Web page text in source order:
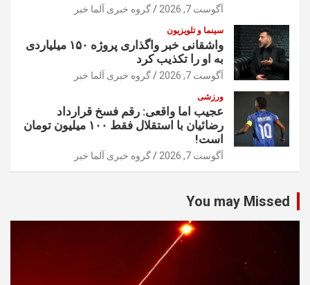
آگوست 7, 2026 گروه خبری آلما خبر
سینما و تلویزیون
واشقانی خبر واگذاری پروژه ۱۵۰ میلیاردی
به او را تکذیب کرد
آگوست 7, 2026 گروه خبری آلما خبر
ورزشی
عجیب اما واقعی: رقم فسخ قرارداد
رضائیان با استقلال فقط ۱۰۰ میلیون تومان
است!
آگوست 7, 2026 گروه خبری آلما خبر
You may Missed